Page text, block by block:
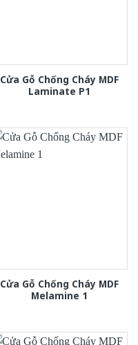
Cửa Gỗ Chống Cháy MDF
Laminate P1
Cửa Gỗ Chống Cháy MDF
Melamine 1